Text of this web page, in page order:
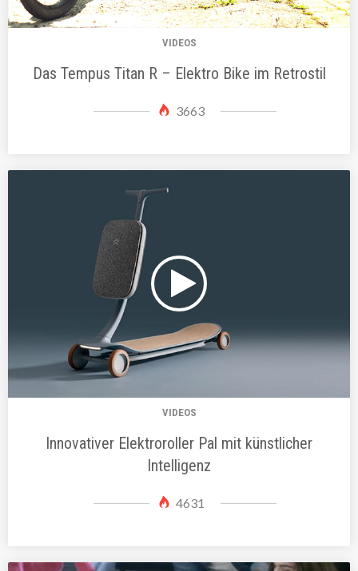
VIDEOS
Das Tempus Titan R – Elektro Bike im Retrostil
3663
VIDEOS
Innovativer Elektroroller Pal mit künstlicher
Intelligenz
4631